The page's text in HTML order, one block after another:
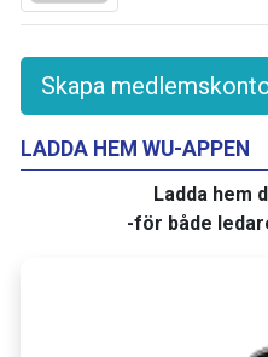
Skapa
LADDA HEM WU-APPEN
Ladda hem
-för både